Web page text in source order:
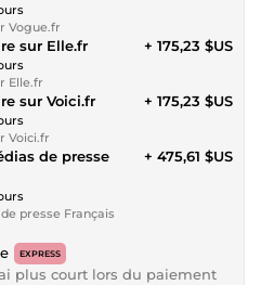
Vogue.fr
sur Elle.fr
Elle.fr
+ 175,23 $US
sur Voici.fr
Voici.fr
+ 175,23 $US
de presse
presse Français
+ 475,61 $US
EXPRESS
plus court lors du paiement